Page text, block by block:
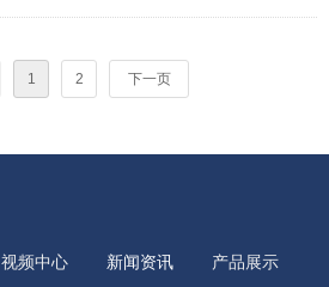
1 2 下一页
视频中心 新闻资讯 产品展示